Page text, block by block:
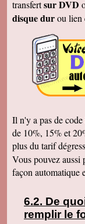
Bernard
Bien
j'ai eu
DUR et
pour........
de 1980
vais
Marc T.
J'ai reçu
d'autres
François
10.10) et
Merci
clair que
transfertsur DVD
disque durou lien
Il n'y a pas de code
de 10%, 15% et
plus du tarif
Vous pouvez aussi
façon automatique
De
remplir le